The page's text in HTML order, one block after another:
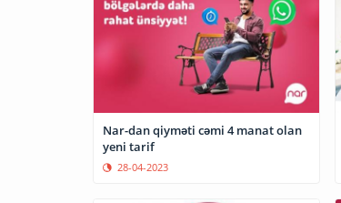
Nar-dan qiyməti cəmi 4 manat olan
yeni tarif
28-04-2023